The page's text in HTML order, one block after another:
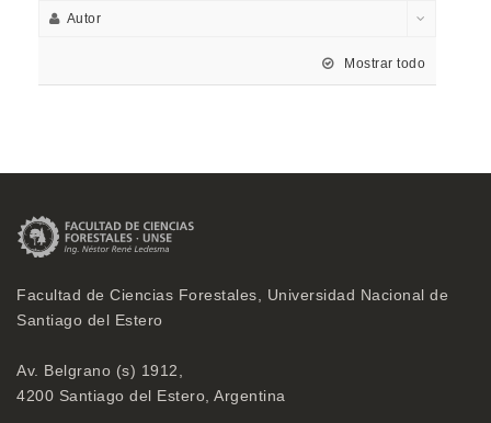
Autor
Mostrar todo
Facultad de Ciencias Forestales, Universidad Nacional de
Santiago del Estero
Av. Belgrano (s) 1912,
4200 Santiago del Estero, Argentina